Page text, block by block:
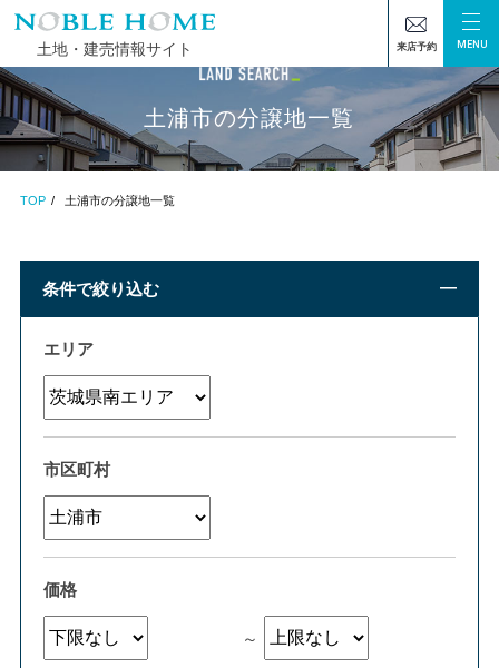
土地・建売情報サイト 来店予約 MENU
土浦市の分譲地一覧
TOP 土浦市の分譲地一覧
条件で絞り込む
エリア
市区町村
価格
～